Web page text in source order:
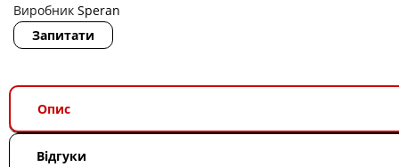
Виробник Speran
Запитати
Опис
Відгуки